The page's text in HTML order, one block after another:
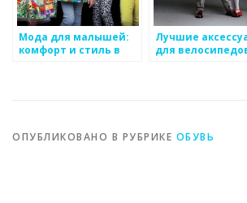
Мода для малышей:
комфорт и стиль в
Лучшие
для
ОПУБЛИКОВАНО В РУБРИКЕ ОБУВЬ